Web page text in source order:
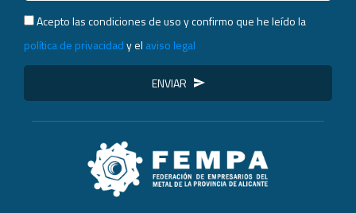
Acepto las condiciones de uso y confirmo que he leído la
política de privacidady el aviso legal
ENVIAR